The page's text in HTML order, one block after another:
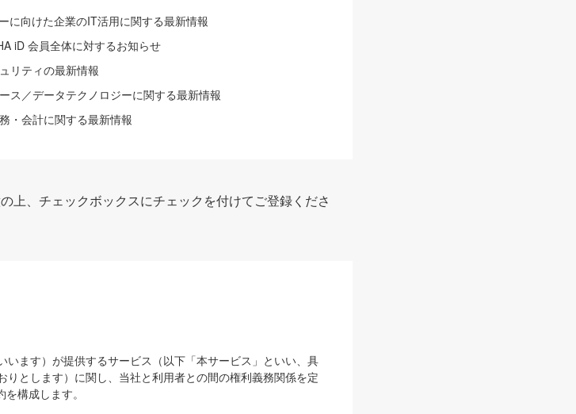
に向けた企業のIT活用に関する最新情報
iD 会員全体に対するお知らせ
リティの最新情報
ス／データテクノロジーに関する最新情報
・会計に関する最新情報
上、チェックボックスにチェックを付けてご登録くださ
ます）が提供するサービス（以下「本サービス」といい、具
とします）に関し、当社と利用者との間の権利義務関係を定
構成します。